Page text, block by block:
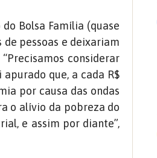
Bolsa Família (quase
pessoas e deixariam
considerar
que, a cada R$
por causa das ondas
o alívio da pobreza do
e assim por diante”,